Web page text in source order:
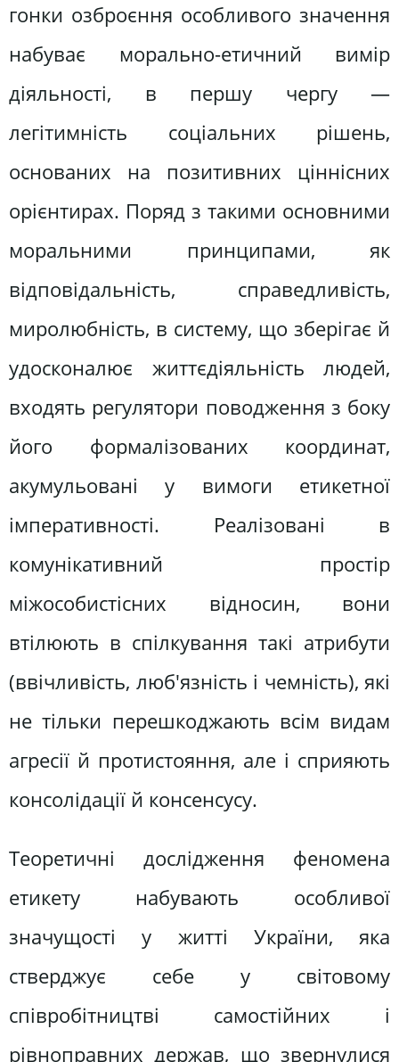
гонки озброєння особливого значення
набуває морально-етичний вимір
діяльності, в першу чергу —
легітимність соціальних рішень,
основаних на позитивних ціннісних
орієнтирах. Поряд з такими основними
моральними принципами, як
відповідальність, справедливість,
миролюбність, в систему, що зберігає й
удосконалює життєдіяльність людей,
входять регулятори поводження з боку
його формалізованих координат,
акумульовані у вимоги етикетної
імперативності. Реалізовані в
комунікативний простір
міжособистісних відносин, вони
втілюють в спілкування такі атрибути
(ввічливість, люб'язність і чемність), які
не тільки перешкоджають всім видам
агресії й протистояння, але і сприяють
консолідації й консенсусу.
Теоретичні дослідження феномена
етикету набувають особливої
значущості у житті України, яка
стверджує себе у світовому
співробітництві самостійних і
рівноправних держав, що звернулися